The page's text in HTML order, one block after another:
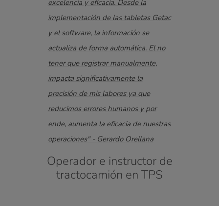
excelencia y eficacia. Desde la
implementación de las tabletas Getac
y el software, la información se
actualiza de forma automática. El no
tener que registrar manualmente,
impacta significativamente la
precisión de mis labores ya que
reducimos errores humanos y por
ende, aumenta la eficacia de nuestras
operaciones" - Gerardo Orellana
Operador e instructor de
tractocamión en TPS